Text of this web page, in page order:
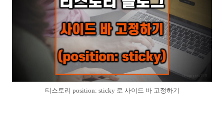
티스토리 position: sticky 로 사이드 바 고정하기